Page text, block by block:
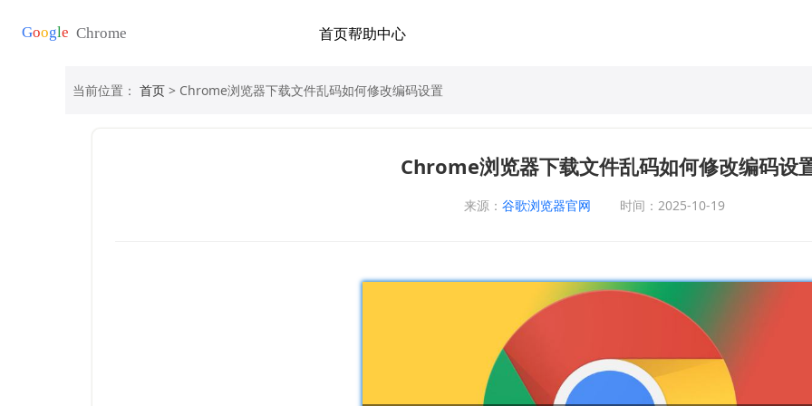
首页帮助中心
当前位置： 首页 > Chrome浏览器下载文件乱码如何修改编码设置
Chrome浏览器下载文件乱码如何修改编码设
来源： 谷歌浏览器官网 时间：2025-10-19